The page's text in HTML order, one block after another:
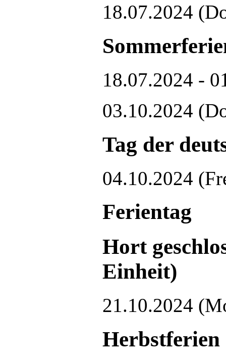
18.07.2024
18.07.2024 -
03.10.2024
Tag der
04.10.2024
Ferientag
Hort
Einheit)
21.10.2024
Herbstferien